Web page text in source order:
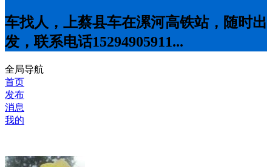
车找人，上蔡县车在漯河高铁站，随时出
发，联系电话15294905911...
全局导航
首页
发布
消息
我的